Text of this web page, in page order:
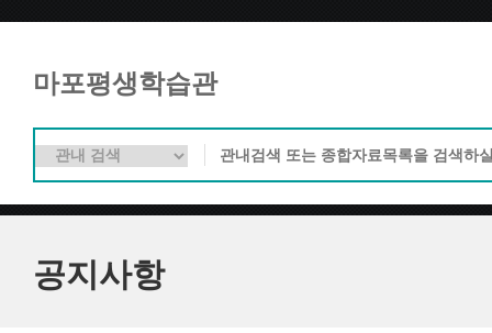
마포평생학습관
공지사항